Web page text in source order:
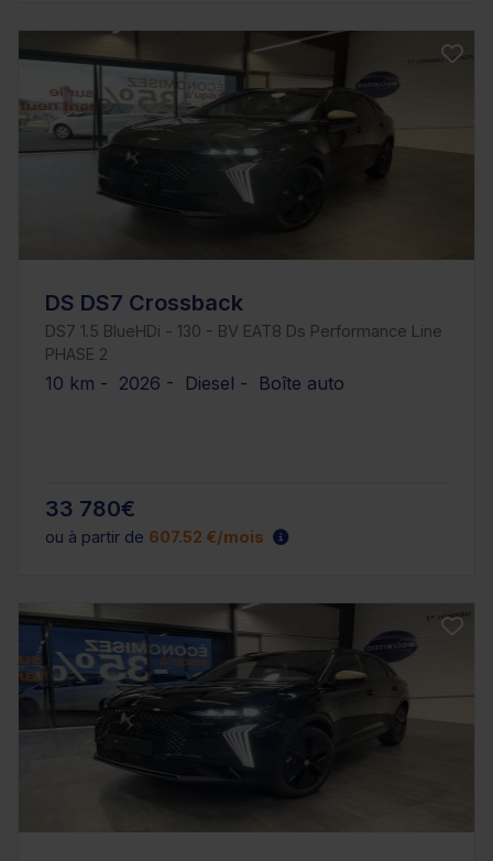
DS DS7 Crossback
DS7 1.5 BlueHDi - 130 - BV EAT8 Ds Performance Line
PHASE 2
10 km - 2026 - Diesel - Boîte auto
33 780€
ou à partir de 607.52 €/mois